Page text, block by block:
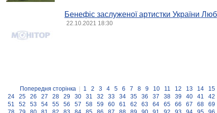
Бенефіс заслуженої артистки України
22.10.2021 18:30
Попередня сторінка 1 2 3 4 5 6 7 8 9 10 11 12 13 14
15
24
25 26 27 28 29 30 31 32 33 34 35 36 37 38 39 40 41
42
51
52 53 54 55 56 57 58 59 60 61 62 63 64 65 66 67 68
69